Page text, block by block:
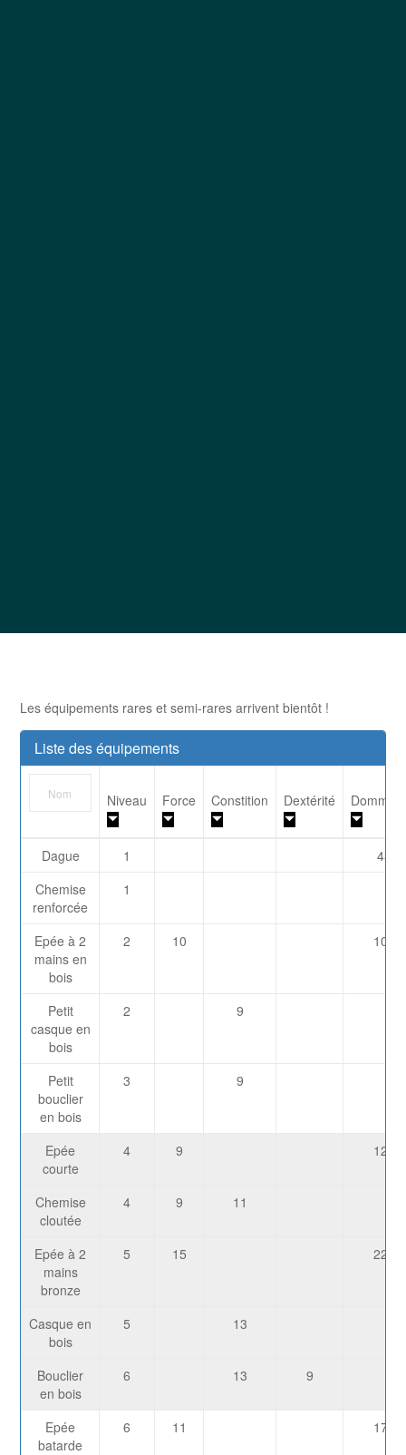
Les équipements rares et semi-rares arrivent bientôt !
Liste des équipements
Niveau Force Constition Dextérité
Dague 1
43
Chemise
renforcée
1
Epée à 2
mains en
bois
2 10 104
Petit
casque en
bois
2 9
Petit
bouclier
en bois
3 9
Epée
courte
4 9 122
Chemise
cloutée
4 9 11
Epée à 2
mains
bronze
5 15 223
Casque en
bois
5 13
Bouclier
en bois
6 13 9
Epée
batarde
6 11 175